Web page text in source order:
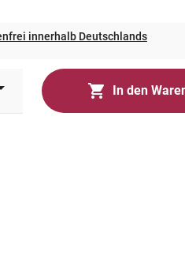
innerhalb Deutschlands
In den